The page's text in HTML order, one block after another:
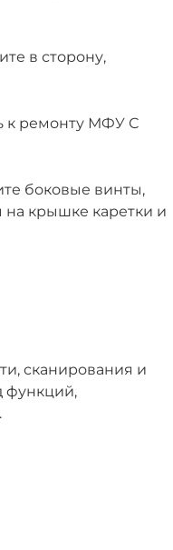
в сторону,
к ремонту МФУ С
боковые винты,
на крышке каретки и
сканирования и
функций,